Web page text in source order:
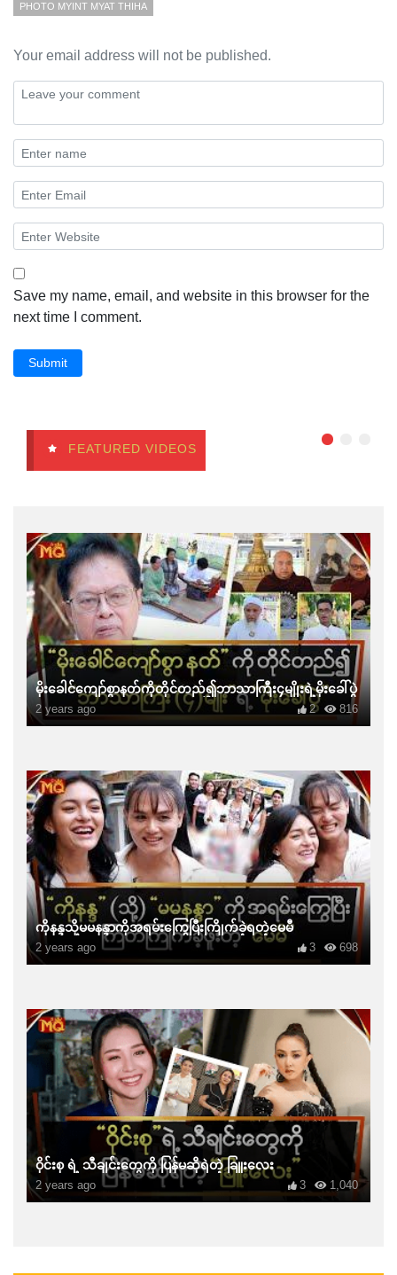
PHOTO MYINT MYAT THIHA
Your email address will not be published.
Save my name, email, and website in this browser for the
next time I comment.
Submit
FEATURED VIDEOS
မိုးခေါင်ကျော်စွာနတ်ကိုတိုင်တည်၍ဘာသာကြီး၄မျိုးရဲ့မိုးခေါ်ပွဲ
2 years ago 816
2
ကိုနန္ဒသို့မမနန္ဒာကိုအရမ်းကြွေပြီးကြိုက်ခဲ့ရတဲ့မေမီ
2 years ago 698
3
ဝိုင်းစု ရဲ့ သီချင်းတွေကို ပြန်မဆိုရဲတဲ့ ခြူးလေး
2 years ago 1,040
3